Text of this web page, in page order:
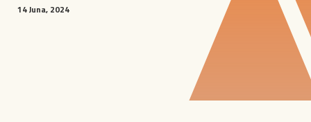
14 Juna, 2024